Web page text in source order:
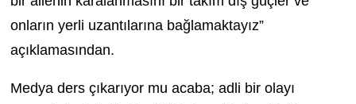
onların yerli uzantılarına bağlamaktayız”
açıklamasından.
Medya ders çıkarıyor mu acaba; adli bir olayı